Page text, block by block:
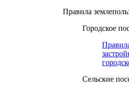
Правила
Городское
Сельские